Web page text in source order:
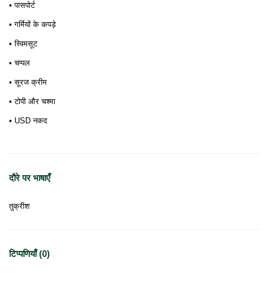
• पासपोर्ट
• गर्मियों के कपड़े
• स्विमसूट
• चप्पल
• सूरज क्रीम
• टोपी और चश्मा
• USD नकद
दौरे पर भाषाएँ
तुक्रीश
टिप्पणियाँ (0)